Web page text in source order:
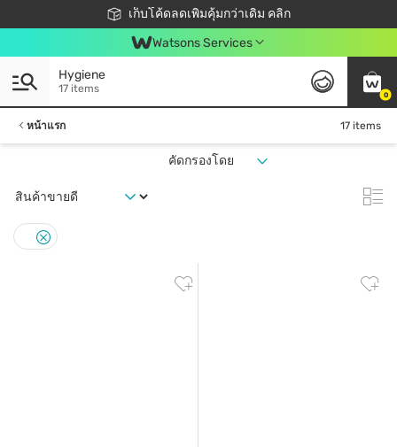
เก็บโค้ดลดเพิ่มคุ้มกว่าเดิม คลิก
ชอปออนไลน์ครั้งแรก ลดเพิ่มจุก ๆ 10%! 🎉
📦ส่งฟรี! เมื่อชอป 499฿
สมาชิกวัตสัน คลับดียังไง?
Watsons Services
0
Hygiene
17 items
หน้าแรก 17 items
คัดกรองโดย